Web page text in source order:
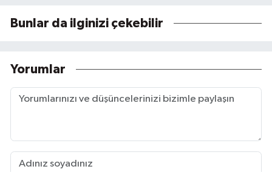
Bunlar da ilginizi çekebilir
Yorumlar